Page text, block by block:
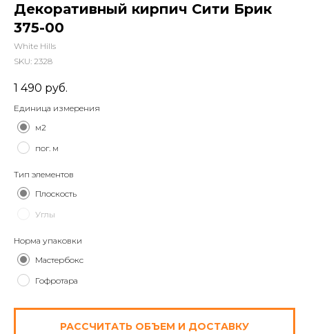
Декоративный кирпич Сити Брик
375-00
White Hills
SKU: 2328
1 490 руб.
Единица измерения
м2
пог. м
Тип элементов
Плоскость
Углы
Норма упаковки
Мастербокс
Гофротара
РАССЧИТАТЬ ОБЪЕМ И ДОСТАВКУ